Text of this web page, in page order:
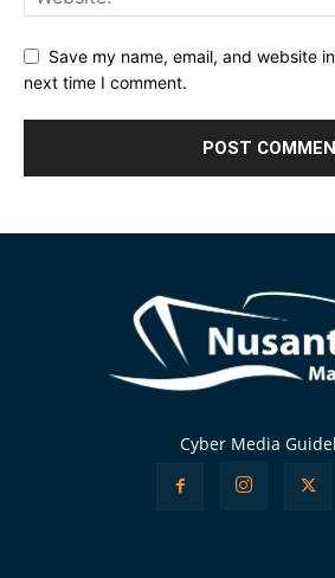
Save my name, email, and website
next time I comment.
Cyber Media